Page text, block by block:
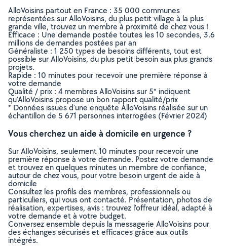
AlloVoisins partout en France : 35 000 communes
représentées sur AlloVoisins, du plus petit village à la plus
grande ville, trouvez un membre à proximité de chez vous !
Efficace : Une demande postée toutes les 10 secondes, 3.6
millions de demandes postées par an
Généraliste : 1 250 types de besoins différents, tout est
possible sur AlloVoisins, du plus petit besoin aux plus grands
projets.
Rapide : 10 minutes pour recevoir une première réponse à
votre demande
Qualité / prix : 4 membres AlloVoisins sur 5* indiquent
qu’AlloVoisins propose un bon rapport qualité/prix
* Données issues d’une enquête AlloVoisins réalisée sur un
échantillon de 5 671 personnes interrogées (Février 2024)
Vous cherchez un aide à domicile en urgence ?
Sur AlloVoisins, seulement 10 minutes pour recevoir une
première réponse à votre demande. Postez votre demande
et trouvez en quelques minutes un membre de confiance,
autour de chez vous, pour votre besoin urgent de aide à
domicile
Consultez les profils des membres, professionnels ou
particuliers, qui vous ont contacté. Présentation, photos de
réalisation, expertises, avis : trouvez l'offreur idéal, adapté à
votre demande et à votre budget.
Conversez ensemble depuis la messagerie AlloVoisins pour
des échanges sécurisés et efficaces grâce aux outils
intégrés.